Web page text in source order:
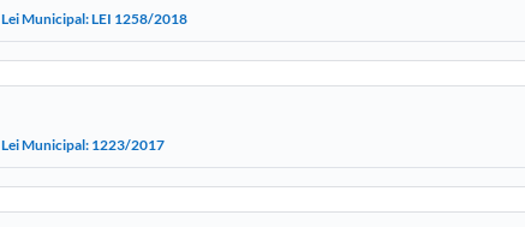
Lei Municipal: LEI 1258/2018
Lei Municipal: 1223/2017